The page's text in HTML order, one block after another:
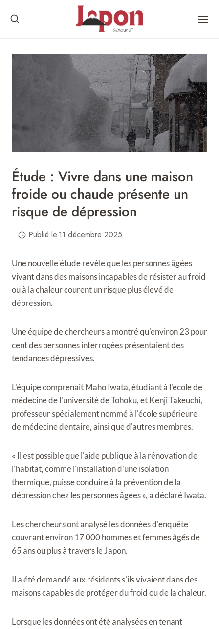
Étude : Vivre dans une maison
froide ou chaude présente un
risque de dépression
Publié le 11 décembre 2025
Une nouvelle étude révèle que les personnes âgées
vivant dans des maisons incapables de résister au froid
ou à la chaleur courent un risque plus élevé de
dépression.
Une équipe de chercheurs a montré qu'environ 23 pour
cent des personnes interrogées présentaient des
tendances dépressives.
L'équipe comprenait Maho Iwata, étudiant à l'école de
médecine de l'université de Tohoku, et Kenji Takeuchi,
professeur spécialement nommé à l'école supérieure
de médecine dentaire, ainsi que d'autres membres.
« Il est possible que l'aide publique à la rénovation de
l'habitat, comme l'installation d'une isolation
thermique, puisse conduire à la prévention de la
dépression chez les personnes âgées », a déclaré Iwata.
Les chercheurs ont analysé les données d'enquête
couvrantenviron 17 000 hommes et femmes âgés de
65 ans ou plus à travers le Japon.
Il a été demandé aux résidents s'ils vivaient dans des
maisons capables de protéger du froid ou de la chaleur.
Lorsque les données ont été analysées en tenant